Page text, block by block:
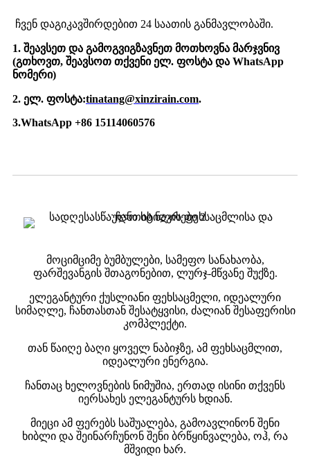
ჩვენ დაგიკავშირდებით 24 საათის განმავლობაში.
1. შეავსეთ და გამოგვიგზავნეთ მოთხოვნა მარჯვნივ
(გთხოვთ, შეავსოთ თქვენი ელ. ფოსტა და WhatsApp
ნომერი)
2. ელ. ფოსტა:tinatang@xinzirain.com.
3.WhatsApp +86 15114060576
მოციმციმე ბუმბულები, სამეფო სანახაობა,
ფარშევანგის შთაგონებით, ლურჯ-მწვანე შუქზე.
ელეგანტური ქუსლიანი ფეხსაცმელი, იდეალური
სიმაღლე, ჩანთასთან შესატყვისი, ძალიან შესაფერისი
კომპლექტი.
თან წაიღე ბაღი ყოველ ნაბიჯზე, ამ ფეხსაცმლით,
იდეალური ენერგია.
ჩანთაც ხელოვნების ნიმუშია, ერთად ისინი თქვენს
იერსახეს ელეგანტურს ხდიან.
მიეცი ამ ფერებს საშუალება, გამოავლინონ შენი
ხიბლი და შეინარჩუნონ შენი ბრწყინვალება, ოჰ, რა
მშვიდი ხარ.